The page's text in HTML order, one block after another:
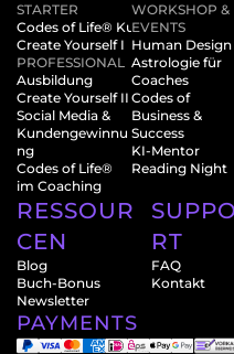
WORKSHOP &
EVENTS
Human Design
Astrologie für
Coaches
Codes of
Business &
Success
KI-Mentor
Reading Night
STARTER
Codes of Life® Kurs
Create Yourself I
PROFESSIONAL
Ausbildung
Create Yourself II
Social Media &
Kundengewinnu
ng
Codes of Life®
im Coaching
RESSOUR
CEN
Blog
Buch-Bonus
Newsletter
SUPPO
RT
FAQ
Kontakt
PAYMENTS